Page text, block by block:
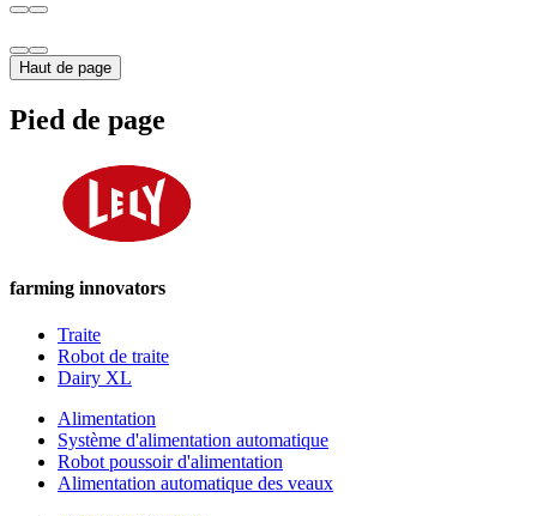
Haut de page
Pied de page
farming innovators
Traite
Robot de traite
Dairy XL
Alimentation
Système d'alimentation automatique
Robot poussoir d'alimentation
Alimentation automatique des veaux